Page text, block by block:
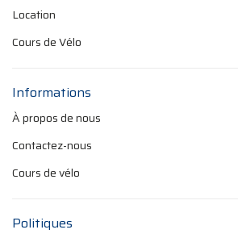
Location
Cours de Vélo
Informations
À propos de nous
Contactez-nous
Cours de vélo
Politiques